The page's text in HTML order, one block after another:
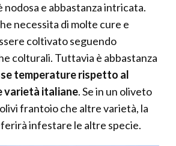
nodosa e abbastanza intricata.
necessita di molte cure e
coltivato seguendo
colturali. Tuttavia è abbastanza
temperature rispetto al
varietà italiane. Se in un oliveto
frantoio che altre varietà, la
infestare le altre specie.